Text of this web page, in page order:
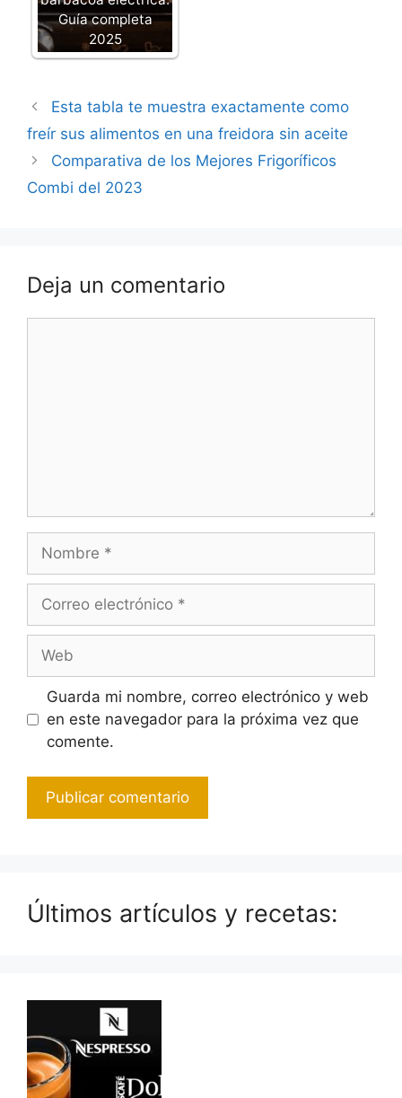
Guía completa
2025
Esta tabla te muestra exactamente como
freír sus alimentos en una freidora sin aceite
Comparativa de los Mejores Frigoríficos
Combi del 2023
Deja un comentario
Nombre
Correo
Web
Guarda mi nombre, correo electrónico y web
en este navegador para la próxima vez que
comente.
Últimos artículos y recetas: